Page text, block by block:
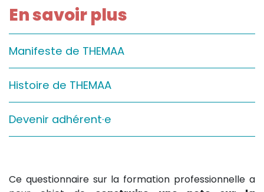
Sur le terrain
(Portraits, actions, collaborations)
Sur l’étagère
(Documents, études, publications)
En savoir plus
Manifeste de THEMAA
Histoire de THEMAA
Devenir adhérent·e
Ce questionnaire sur la formation professionnelle a